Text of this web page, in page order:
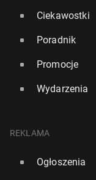
Ciekawostki
Poradnik
Promocje
Wydarzenia
REKLAMA
Ogłoszenia